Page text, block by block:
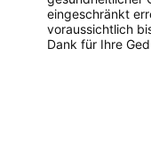
eingeschränkt
voraussichtlich
Dank für Ihre